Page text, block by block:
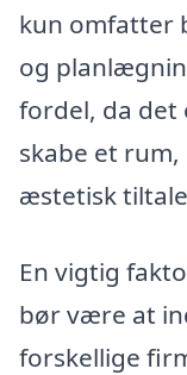
kun omfatter
og
fordel, da
skabe et
æstetisk
En vigtig
bør være at
forskellige